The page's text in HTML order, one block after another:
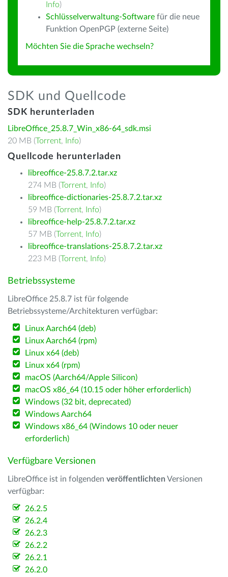
Info)
Schlüsselverwaltung-Software für die neue
Funktion OpenPGP (externe Seite)
Möchten Sie die Sprache wechseln?
SDK und Quellcode
SDK herunterladen
LibreOffice_25.8.7_Win_x86-64_sdk.msi
20 MB (Torrent, Info)
Quellcode herunterladen
libreoffice-25.8.7.2.tar.xz
274 MB (Torrent, Info)
libreoffice-dictionaries-25.8.7.2.tar.xz
59 MB (Torrent, Info)
libreoffice-help-25.8.7.2.tar.xz
57 MB (Torrent, Info)
libreoffice-translations-25.8.7.2.tar.xz
223 MB (Torrent, Info)
Betriebssysteme
LibreOffice 25.8.7 ist für folgende
Betriebssysteme/Architekturen verfügbar:
Linux Aarch64 (deb)
Linux Aarch64 (rpm)
Linux x64 (deb)
Linux x64 (rpm)
macOS (Aarch64/Apple Silicon)
macOS x86_64 (10.15 oder höher erforderlich)
Windows (32 bit, deprecated)
Windows Aarch64
Windows x86_64 (Windows 10 oder neuer
erforderlich)
Verfügbare Versionen
LibreOffice ist in folgenden veröffentlichten Versionen
verfügbar:
26.2.5
26.2.4
26.2.3
26.2.2
26.2.1
26.2.0